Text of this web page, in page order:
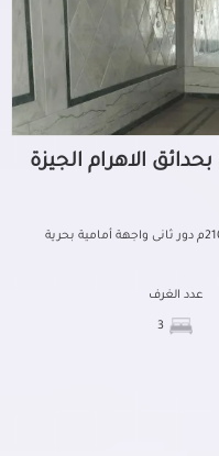
للبيع من المالك شقة175م تحميل قديم تعادل 210م دور ثانى واجهة أمامية بحرية
عدد الغرف